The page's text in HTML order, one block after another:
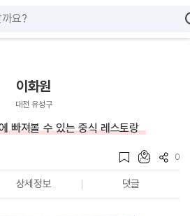
이화원
대전 유성구
빠져볼 수 있는 중식 레스토랑
0
상세정보 댓글